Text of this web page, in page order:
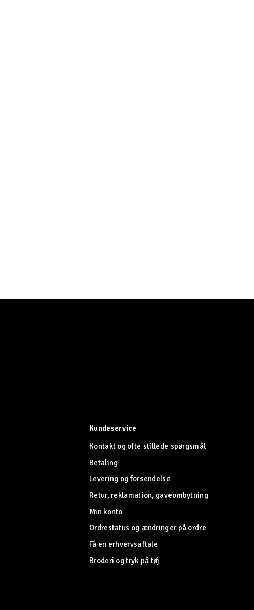
Kundeservice
Kontakt og ofte stillede spørgsmål
Betaling
Levering og forsendelse
Retur, reklamation, gaveombytning
Min konto
Ordrestatus og ændringer på ordre
Få en erhvervsaftale
Broderi og tryk på tøj